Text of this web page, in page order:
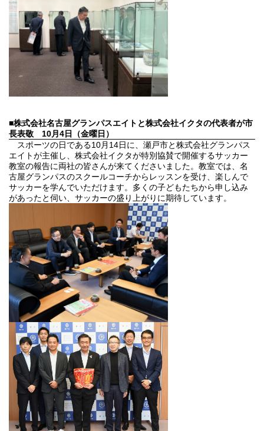
■株式会社名古屋グランパスエイトと株式会社イクタの代表者が市
長表敬 10月4日（金曜日）
スポーツの日である10月14日に、瀬戸市と株式会社グランパス
エイトが主催し、株式会社イクタが特別協賛で開催するサッカー
教室の報告に両社の皆さんが来てくださいました。教室では、名
古屋グランパスのスクールコーチからレッスンを受け、楽しんで
サッカーを学んでいただけます。多くの子どもたちから申し込み
があったと伺い、サッカーの盛り上がりに期待しています。